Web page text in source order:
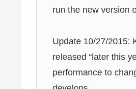
run the new version
Update 10/27/2015:
released “later this
performance to